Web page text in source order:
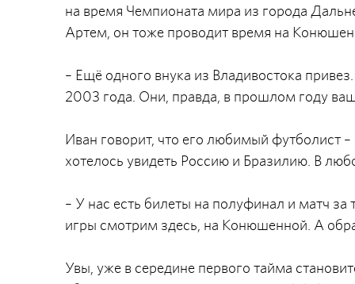
на время Чемпионата мира из города
Артем, он тоже проводит время на
– Ещё одного внука из Владивостока
2003 года. Они, правда, в прошлом году
Иван говорит, что его любимый
хотелось увидеть Россию и Бразилию. В
– У нас есть билеты на полуфинал и матч
игры смотрим здесь, на Конюшенной. А
Увы, уже в середине первого тайма